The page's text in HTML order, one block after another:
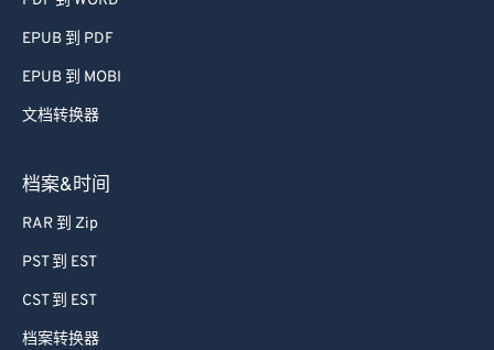
EPUB 到 PDF
EPUB 到 MOBI
文档转换器
档案&时间
RAR 到 Zip
PST 到 EST
CST 到 EST
档案转换器